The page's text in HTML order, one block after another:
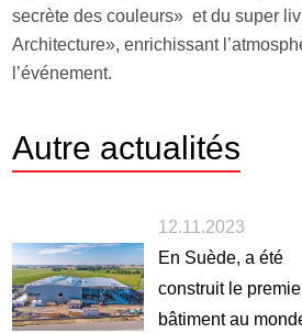
secrète des couleurs» et du super
Architecture», enrichissant
l’événement.
Autre actualités
12.11.2023
En Suède, a été
construit le
bâtiment au